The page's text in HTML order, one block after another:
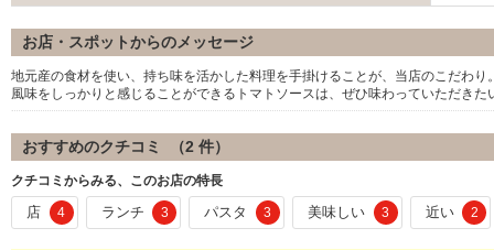
お店・スポットからのメッセージ
地元産の食材を使い、持ち味を活かした料理を手掛けることが、当店のこだわ
風味をしっかりと感じることができるトマトソースは、ぜひ味わっていただきた
おすすめのクチコミ （2 件）
クチコミからみる、このお店の特長
店 4 ランチ 3 パスタ 3 美味しい 3 近い 2